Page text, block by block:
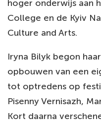
hoger onderwijs aan
College en de Kyiv
Culture and Arts.
Iryna Bilyk begon
opbouwen van een
tot optredens op
Pisenny Vernisazh,
Kort daarna